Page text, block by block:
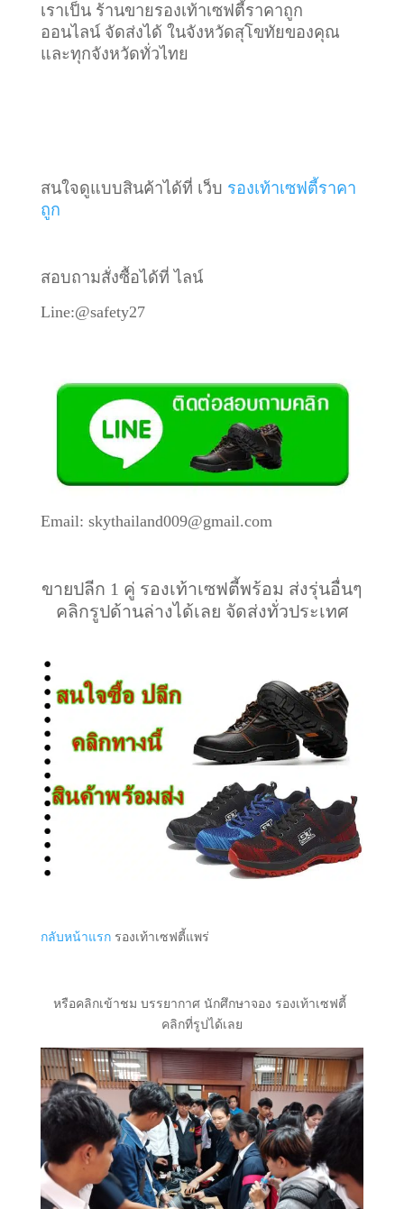
เราเป็น ร้านขายรองเท้าเซฟตี้ราคาถูก
ออนไลน์ จัดส่งได้ ในจังหวัดสุโขทัยของคุณ
และทุกจังหวัดทั่วไทย
สนใจดูแบบสินค้าได้ที่ เว็บ รองเท้าเซฟตี้ราคา
ถูก
สอบถามสั่งซื้อได้ที่ ไลน์
Line:@safety27
Email: skythailand009@gmail.com
ขายปลีก 1 คู่ รองเท้าเซฟตี้พร้อม ส่งรุ่นอื่นๆ
คลิกรูปด้านล่างได้เลย จัดส่งทั่วประเทศ
กลับหน้าแรกรองเท้าเซฟตี้แพร่
หรือคลิกเข้าชม บรรยากาศ นักศึกษาจอง รองเท้าเซฟตี้
คลิกที่รูปได้เลย